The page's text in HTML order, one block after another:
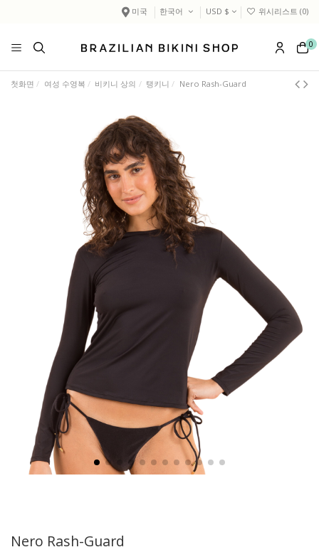
미국 한국어 USD $ 위시리스트 (0)
0
첫화면 여성 수영복 비키니 상의 탱키니 Nero Rash-Guard
Nero Rash-Guard